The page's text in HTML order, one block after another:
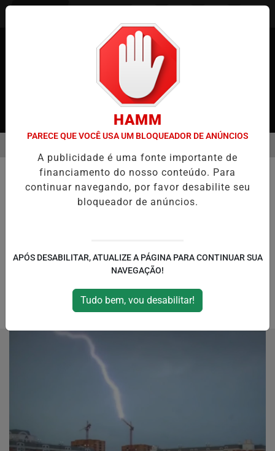
EM ALTA
COMUNIDADE
Aumento Rápido de Relâmpagos de
Verão na Região de Kanto
Tóquio é mais de três vezes maior do que a
RPJNews
HAMM
PARECE QUE VOCÊ USA UM BLOQUEADOR DE ANÚNCIOS
A publicidade é uma fonte importante de
financiamento do nosso conteúdo. Para
continuar navegando, por favor desabilite seu
bloqueador de anúncios.
APÓS DESABILITAR, ATUALIZE A PÁGINA PARA CONTINUAR SUA
NAVEGAÇÃO!
Tudo bem, vou desabilitar!